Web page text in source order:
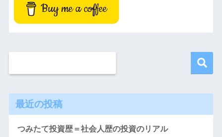
Buy me a coffee
最近の投稿
つみたて投資歴＝社会人歴の投資のリアル